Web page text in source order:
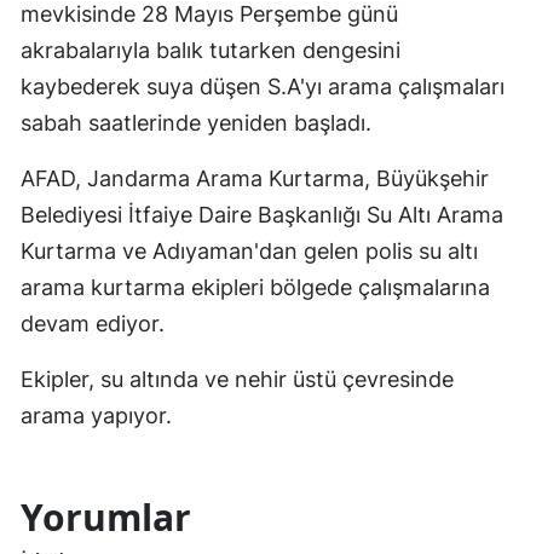
mevkisinde 28 Mayıs Perşembe günü
akrabalarıyla balık tutarken dengesini
kaybederek suya düşen S.A'yı arama çalışmaları
sabah saatlerinde yeniden başladı.
AFAD, Jandarma Arama Kurtarma, Büyükşehir
Belediyesi İtfaiye Daire Başkanlığı Su Altı Arama
Kurtarma ve Adıyaman'dan gelen polis su altı
arama kurtarma ekipleri bölgede çalışmalarına
devam ediyor.
Ekipler, su altında ve nehir üstü çevresinde
arama yapıyor.
Yorumlar